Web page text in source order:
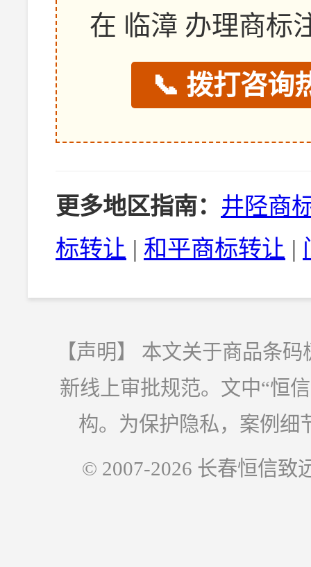
在 临漳 办理商标
📞 拨打咨询
更多地区指南： 井陉商
标转让 | 和平商标转让 |
【声明】 本文关于商品条
新线上审批规范。文中“恒
构。为保护隐私，案例细
© 2007-2026 长春恒信致